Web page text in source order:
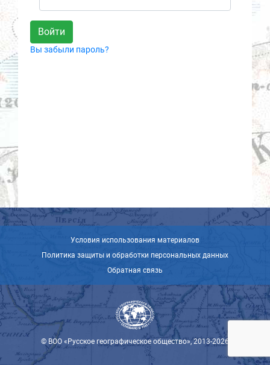
Контакты
Партнеры
Вы забыли пароль?
Условия использования материалов
Политика защиты и обработки персональных данных
Обратная связь
© ВОО «Русское географическое общество», 2013-2026